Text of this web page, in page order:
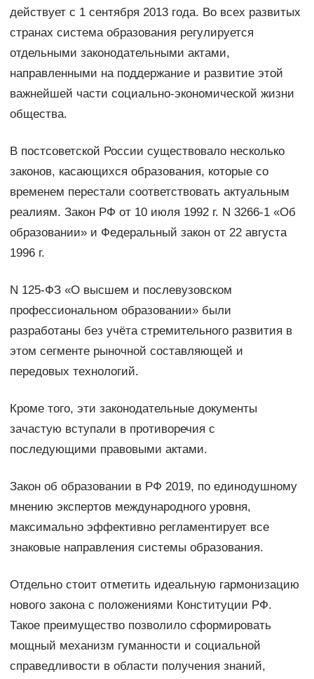
действует с 1 сентября 2013 года. Во всех развитых
странах система образования регулируется
отдельными законодательными актами,
направленными на поддержание и развитие этой
важнейшей части социально-экономической жизни
общества.
В постсоветской России существовало несколько
законов, касающихся образования, которые со
временем перестали соответствовать актуальным
реалиям. Закон РФ от 10 июля 1992 г. N 3266-1 «Об
образовании» и Федеральный закон от 22 августа
1996 г.
N 125-ФЗ «О высшем и послевузовском
профессиональном образовании» были
разработаны без учёта стремительного развития в
этом сегменте рыночной составляющей и
передовых технологий.
Кроме того, эти законодательные документы
зачастую вступали в противоречия с
последующими правовыми актами.
Закон об образовании в РФ 2019, по единодушному
мнению экспертов международного уровня,
максимально эффективно регламентирует все
знаковые направления системы образования.
Отдельно стоит отметить идеальную гармонизацию
нового закона с положениями Конституции РФ.
Такое преимущество позволило сформировать
мощный механизм гуманности и социальной
справедливости в области получения знаний,